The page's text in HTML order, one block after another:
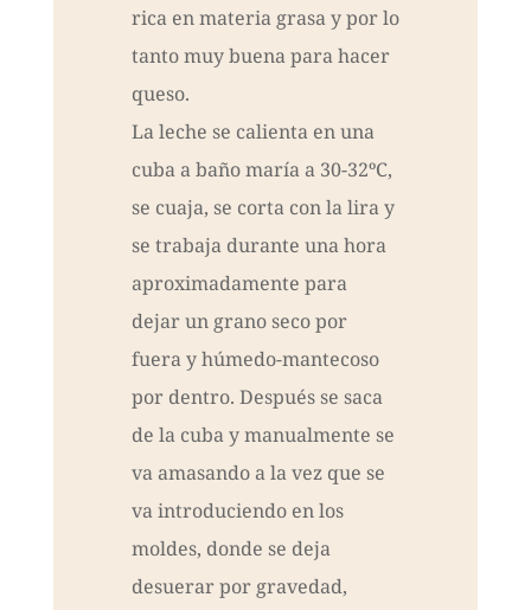
rica en materia grasa y por lo
tanto muy buena para hacer
queso.
La leche se calienta en una
cuba a baño maría a 30-32ºC,
se cuaja, se corta con la lira y
se trabaja durante una hora
aproximadamente para
dejar un grano seco por
fuera y húmedo-mantecoso
por dentro. Después se saca
de la cuba y manualmente se
va amasando a la vez que se
va introduciendo en los
moldes, donde se deja
desuerar por gravedad,